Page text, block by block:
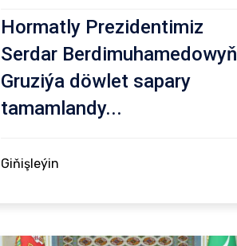
Hormatly Prezidentimiz
Serdar Berdimuhamedowyň
Gruziýa döwlet sapary
tamamlandy...
Giňişleýin